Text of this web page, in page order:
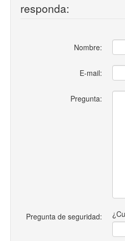
responda:
Nombre:
E-mail:
Pregunta:
Pregunta de seguridad: